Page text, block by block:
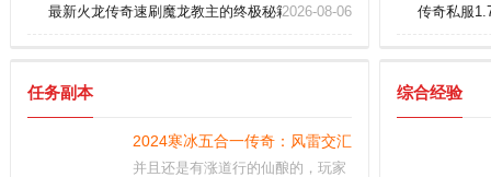
最新火龙传奇速刷魔龙教主的终极秘籍！2026-08-06 传奇私服
任务副本
2024寒冰五合一传奇：风雷交汇，极限闪避瞬杀！
并且还是有涨道行的仙酿的，玩家
综合经验